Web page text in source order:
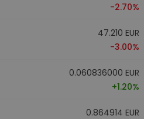
-2.70%
47.210 EUR
-3.00%
0.060836000 EUR
+1.20%
0.864914 EUR